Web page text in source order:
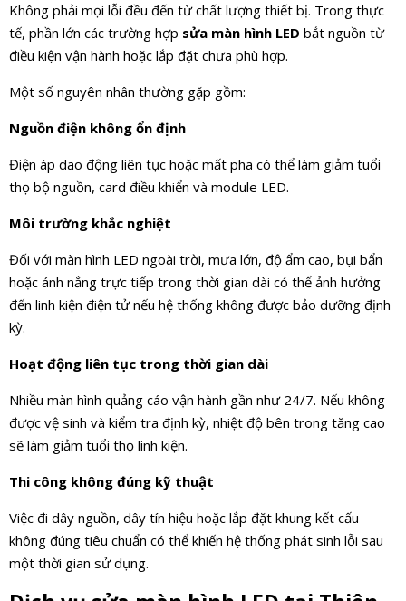
Không phải mọi lỗi đều đến từ chất lượng thiết bị. Trong thực
tế, phần lớn các trường hợp sửa màn hình LED bắt nguồn từ
điều kiện vận hành hoặc lắp đặt chưa phù hợp.
Một số nguyên nhân thường gặp gồm:
Nguồn điện không ổn định
Điện áp dao động liên tục hoặc mất pha có thể làm giảm tuổi
thọ bộ nguồn, card điều khiển và module LED.
Môi trường khắc nghiệt
Đối với màn hình LED ngoài trời, mưa lớn, độ ẩm cao, bụi bẩn
hoặc ánh nắng trực tiếp trong thời gian dài có thể ảnh hưởng
đến linh kiện điện tử nếu hệ thống không được bảo dưỡng định
kỳ.
Hoạt động liên tục trong thời gian dài
Nhiều màn hình quảng cáo vận hành gần như 24/7. Nếu không
được vệ sinh và kiểm tra định kỳ, nhiệt độ bên trong tăng cao
sẽ làm giảm tuổi thọ linh kiện.
Thi công không đúng kỹ thuật
Việc đi dây nguồn, dây tín hiệu hoặc lắp đặt khung kết cấu
không đúng tiêu chuẩn có thể khiến hệ thống phát sinh lỗi sau
một thời gian sử dụng.